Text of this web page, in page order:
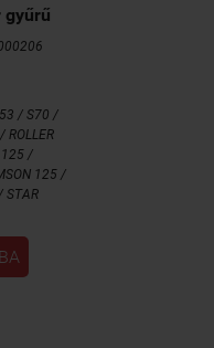
gyűrű
/ S70 /
ROLLER
125 /
125 /
STAR